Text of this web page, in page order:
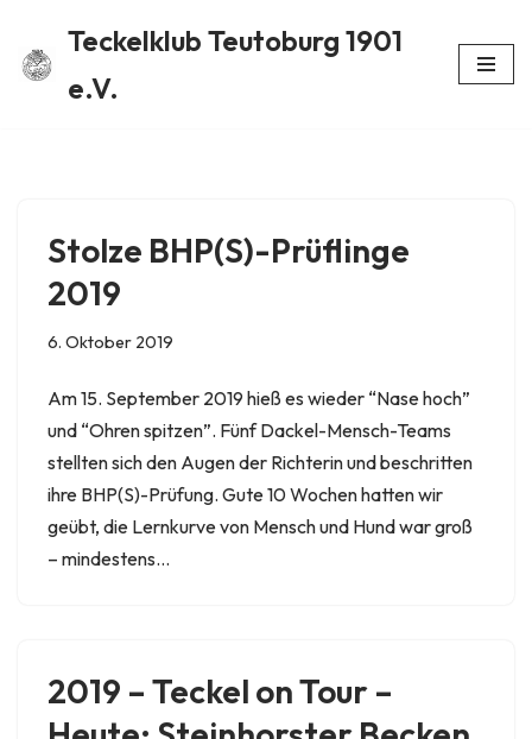
Zum
Teckelklub Teutoburg 1901
e.V.
Stolze BHP(S)-Prüflinge
2019
6. Oktober 2019
Am 15. September 2019 hieß es wieder “Nase hoch”
und “Ohren spitzen”. Fünf Dackel-Mensch-Teams
stellten sich den Augen der Richterin und beschritten
ihre BHP(S)-Prüfung. Gute 10 Wochen hatten wir
geübt, die Lernkurve von Mensch und Hund war groß
– mindestens…
2019 – Teckel on Tour –